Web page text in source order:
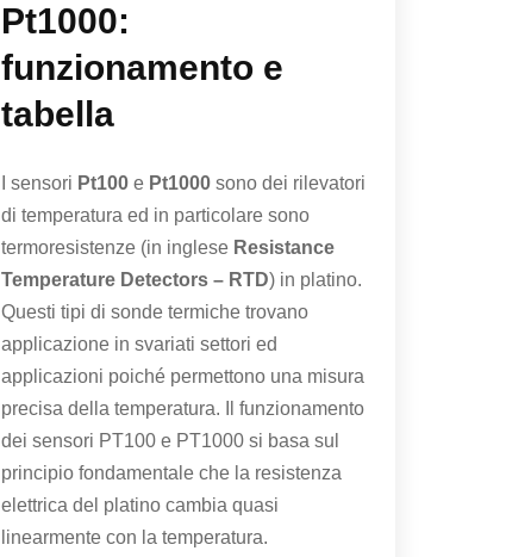
Pt1000:
funzionamento e
tabella
I sensori Pt100 e Pt1000 sono dei rilevatori
di temperatura ed in particolare sono
termoresistenze (in inglese Resistance
Temperature Detectors – RTD) in platino.
Questi tipi di sonde termiche trovano
applicazione in svariati settori ed
applicazioni poiché permettono una misura
precisa della temperatura. Il funzionamento
dei sensori PT100 e PT1000 si basa sul
principio fondamentale che la resistenza
elettrica del platino cambia quasi
linearmente con la temperatura.